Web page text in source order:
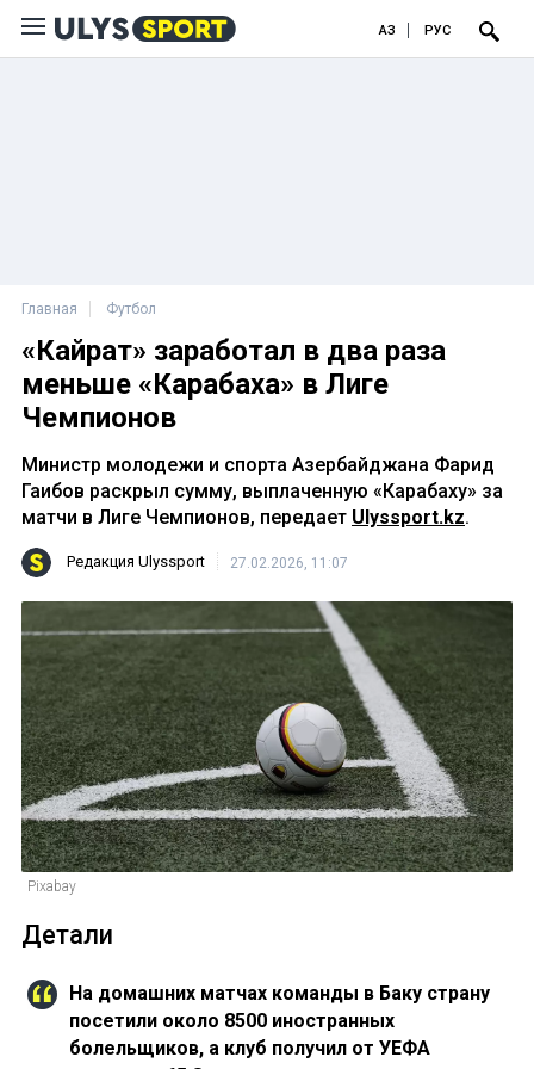
ҚАЗ РУС
Главная Футбол
«Кайрат» заработал в два раза
меньше «Карабаха» в Лиге
Чемпионов
Министр молодежи и спорта Азербайджана Фарид
Гаибов раскрыл сумму, выплаченную «Карабаху» за
матчи в Лиге Чемпионов, передает Ulyssport.kz.
Редакция Ulyssport 27.02.2026, 11:07
Pixabay
Детали
На домашних матчах команды в Баку страну
посетили около 8500 иностранных
болельщиков, а клуб получил от УЕФА